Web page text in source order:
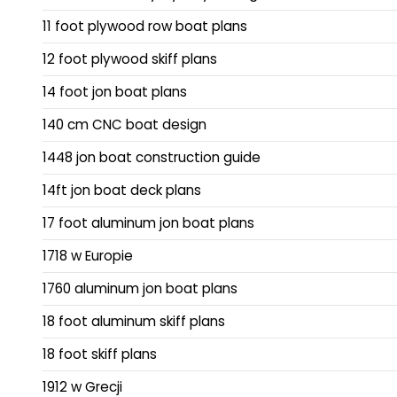
11 foot plywood row boat plans
12 foot plywood skiff plans
14 foot jon boat plans
140 cm CNC boat design
1448 jon boat construction guide
14ft jon boat deck plans
17 foot aluminum jon boat plans
1718 w Europie
1760 aluminum jon boat plans
18 foot aluminum skiff plans
18 foot skiff plans
1912 w Grecji